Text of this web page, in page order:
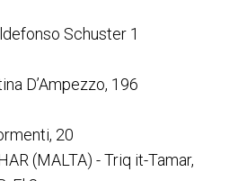
Schuster 1
D’Ampezzo, 196
20
(MALTA) - Triq it-Tamar,